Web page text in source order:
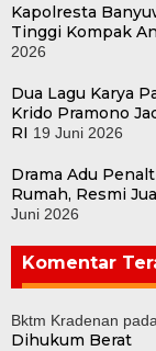
Kapolresta
Tinggi Kompak
2026
Dua Lagu Karya
Krido Pramono
RI 19 Juni 2026
Drama Adu
Rumah, Resmi
Juni 2026
Komentar
Bktm Kradenan pada
Dihukum Berat